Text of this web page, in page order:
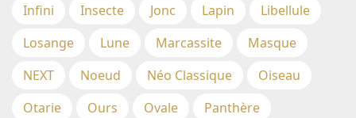
Infini
Insecte Jonc Lapin
Libellule
Losange
Lune Marcassite
Masque
NEXT
Noeud Néo Classique
Oiseau
Otarie
Ours Ovale
Panthère